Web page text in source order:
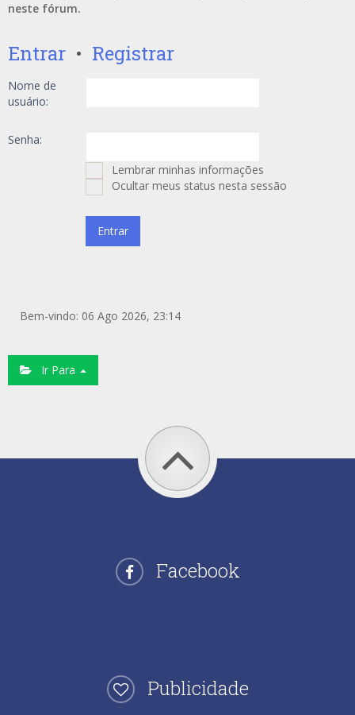
neste fórum.
Entrar • Registrar
Nome de
usuário:
Senha:
Lembrar minhas informações
Ocultar meus status nesta sessão
Bem-vindo: 06 Ago 2026, 23:14
Ir Para
Facebook
Publicidade